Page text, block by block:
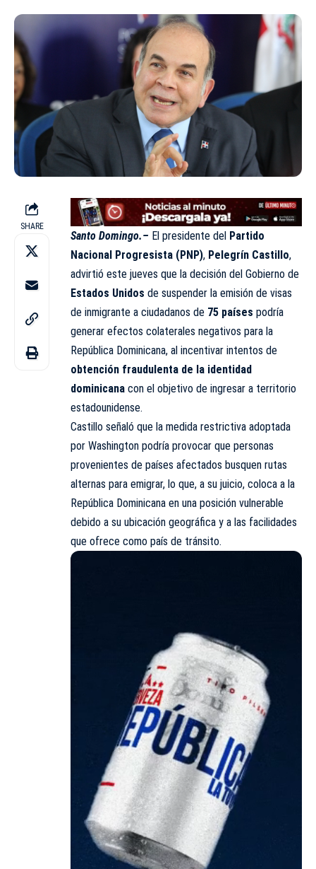
SHARE
Santo Domingo.– El presidente del Partido
Nacional Progresista (PNP), Pelegrín Castillo,
advirtió este jueves que la decisión del Gobierno de
Estados Unidos de suspender la emisión de visas
de inmigrante a ciudadanos de 75 países podría
generar efectos colaterales negativos para la
República Dominicana, al incentivar intentos de
obtención fraudulenta de la identidad
dominicana con el objetivo de ingresar a territorio
estadounidense.
Castillo señaló que la medida restrictiva adoptada
por Washington podría provocar que personas
provenientes de países afectados busquen rutas
alternas para emigrar, lo que, a su juicio, coloca a la
República Dominicana en una posición vulnerable
debido a su ubicación geográfica y a las facilidades
que ofrece como país de tránsito.